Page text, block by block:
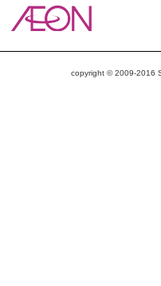
copyright © 2009-2016